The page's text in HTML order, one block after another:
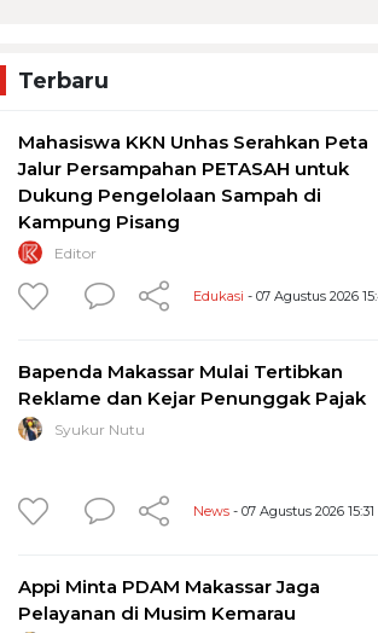
Terbaru
Mahasiswa KKN Unhas Serahkan Peta
Jalur Persampahan PETASAH untuk
Dukung Pengelolaan Sampah di
Kampung Pisang
Editor
Edukasi - 07 Agustus 2026
Bapenda Makassar Mulai Tertibkan
Reklame dan Kejar Penunggak Pajak
Syukur Nutu
News - 07 Agustus 2026 15:31
Appi Minta PDAM Makassar Jaga
Pelayanan di Musim Kemarau